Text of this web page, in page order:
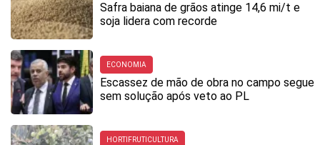
Safra baiana de grãos atinge 14,6 mi/t e
soja lidera com recorde
ECONOMIA
Escassez de mão de obra no campo segue
sem solução após veto ao PL
HORTIFRUTICULTURA